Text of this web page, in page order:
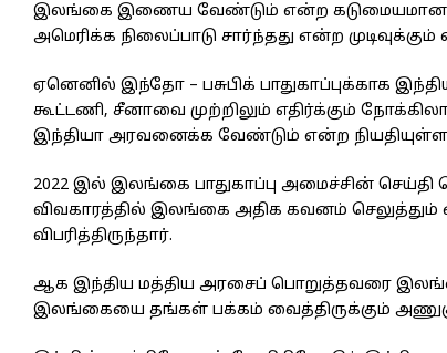
இலங்கை இணைய வேண்டும் என்ற கடுமையமான
அமெரிக்க நிலைப்பாடு சார்ந்தது என்ற முடிவுக்கும்
ஏனெனில் இந்தோ – பசுபிக் பாதுகாப்புக்காக
கூட்டணி, சீனாவை முற்றிலும் எதிர்க்கும்
இந்தியா அரவனைக்க வேண்டும் என்ற
2022 இல் இலங்கை பாதுகாப்பு அமைச்சின்
விவகாரத்தில் இலங்கை அதிக கவனம் செலுத்தும்
விபரித்திருந்தார்.
ஆக இந்திய மத்திய அரசைப் பொறுத்தவரை
இலங்கையை தங்கள் பக்கம் வைத்திருக்கும்